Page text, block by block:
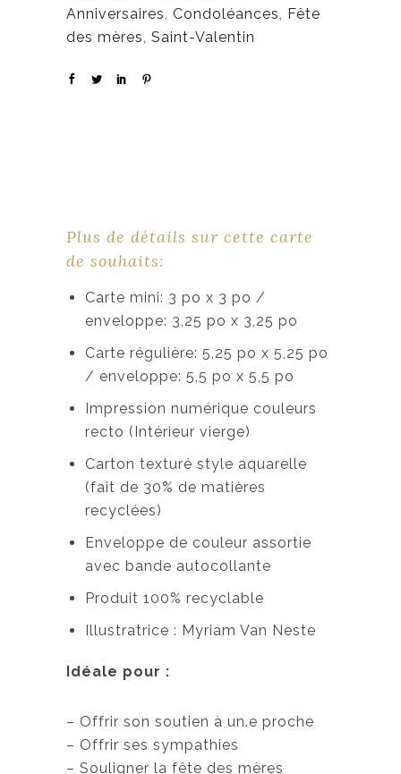
Anniversaires, Condoléances, Fête
des mères, Saint-Valentin
Plus de détails sur cette carte
de souhaits:
Carte mini: 3 po x 3 po /
enveloppe: 3,25 po x 3,25 po
Carte régulière: 5,25 po x 5,25 po
/ enveloppe: 5,5 po x 5,5 po
Impression numérique couleurs
recto (Intérieur vierge)
Carton texturé style aquarelle
(fait de 30% de matières
recyclées)
Enveloppe de couleur assortie
avec bande autocollante
Produit 100% recyclable
Illustratrice : Myriam Van Neste
Idéale pour :
– Offrir son soutien à un.e proche
– Offrir ses sympathies
– Souligner la fête des mères